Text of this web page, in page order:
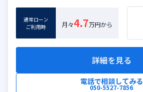
通常ローン
ご利用時
月々4.7万円から
詳細を見る
電話で相談してみる
050-5527-7856